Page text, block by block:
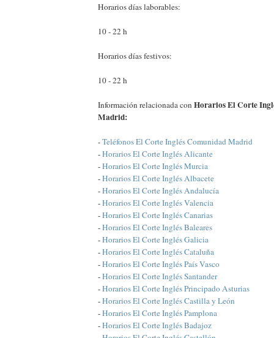
Horarios días laborables:
10 - 22 h
Horarios días festivos:
10 - 22 h
Información relacionada con Horarios El Corte
Madrid:
-Teléfonos El Corte Inglés Comunidad Madrid
-Horarios El Corte Inglés Alicante
-Horarios El Corte Inglés Murcia
-Horarios El Corte Inglés Albacete
-Horarios El Corte Inglés Andalucía
-Horarios El Corte Inglés Valencia
-Horarios El Corte Inglés Canarias
-Horarios El Corte Inglés Baleares
-Horarios El Corte Inglés Galicia
-Horarios El Corte Inglés Cataluña
-Horarios El Corte Inglés País Vasco
-Horarios El Corte Inglés Santander
-Horarios El Corte Inglés Principado Asturias
-Horarios El Corte Inglés Castilla y León
-Horarios El Corte Inglés Pamplona
-Horarios El Corte Inglés Badajoz